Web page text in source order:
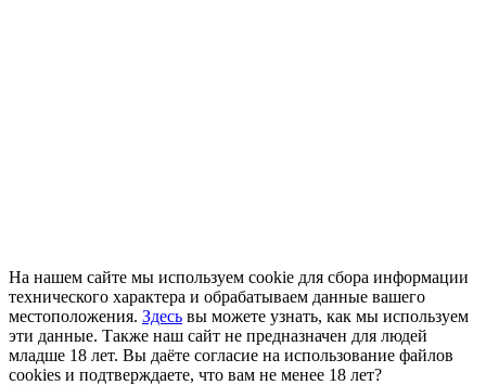
На нашем сайте мы используем cookie для сбора информации
технического характера и обрабатываем данные вашего
местоположения. Здесь вы можете узнать, как мы используем
эти данные. Также наш сайт не предназначен для людей
младше 18 лет. Вы даёте согласие на использование файлов
cookies и подтверждаете, что вам не менее 18 лет?